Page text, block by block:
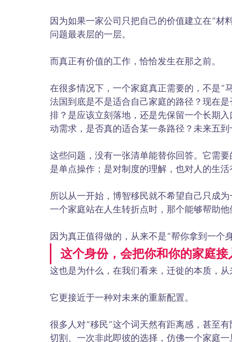
因为如果一家公司只把自己的价值建立在“材
问题最表层的一层。
而真正有价值的工作，恰恰发生在那之前。
在很多情况下，一个家庭真正需要的，不是“
法国到底是不是适合自己家庭的路径？现在
排？是应该立刻落地，还是先保留一个长期
动需求，是否真的适合某一条路径？未来五
这些问题，没有一张清单能替你回答。它需
是单点操作；是对制度的理解，也对人的生活
所以从一开始，博智移民就不希望自己只成
一个家庭站在人生转折点时，那个能够帮助他
因为真正值得做的，从来不是“帮你拿到一个
这个身份，会把你和你的家庭接
这也是为什么，在我们看来，迁徙的本质，从
它更接近于一种对未来的重新配置。
很多人对“移民”这个词天然有距离感，甚至
切割、一次非此即彼的选择，仿佛一个家庭